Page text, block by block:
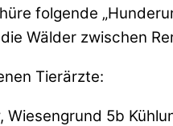
folgende
Wälder zwischen
Tierärzte:
, Wiesengrund 5b